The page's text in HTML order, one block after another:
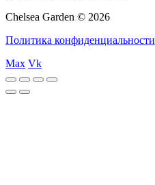
Chelsea Garden © 2026
Политика конфиденциальности
Max Vk